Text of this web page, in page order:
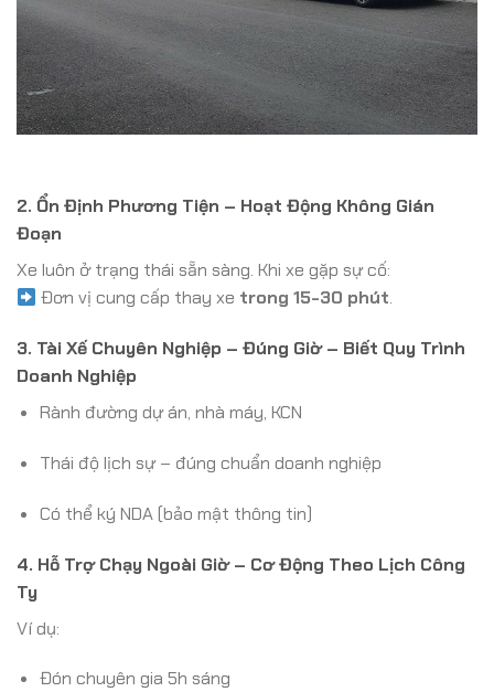
2. Ổn Định Phương Tiện – Hoạt Động Không Gián
Đoạn
Xe luôn ở trạng thái sẵn sàng. Khi xe gặp sự cố:
Đơn vị cung cấp thay xe trong 15-30 phút.
3. Tài Xế Chuyên Nghiệp – Đúng Giờ – Biết Quy Trình
Doanh Nghiệp
Rành đường dự án, nhà máy, KCN
Thái độ lịch sự – đúng chuẩn doanh nghiệp
Có thể ký NDA (bảo mật thông tin)
4. Hỗ Trợ Chạy Ngoài Giờ – Cơ Động Theo Lịch Công
Ty
Ví dụ:
Đón chuyên gia 5h sáng